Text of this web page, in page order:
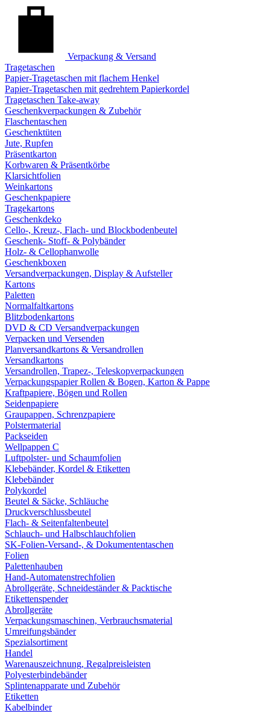
Verpackung & Versand
Tragetaschen
Papier-Tragetaschen mit flachem Henkel
Papier-Tragetaschen mit gedrehtem Papierkordel
Tragetaschen Take-away
Geschenkverpackungen & Zubehör
Flaschentaschen
Geschenktüten
Jute, Rupfen
Präsentkarton
Korbwaren & Präsentkörbe
Klarsichtfolien
Weinkartons
Geschenkpapiere
Tragekartons
Geschenkdeko
Cello-, Kreuz-, Flach- und Blockbodenbeutel
Geschenk- Stoff- & Polybänder
Holz- & Cellophanwolle
Geschenkboxen
Versandverpackungen, Display & Aufsteller
Kartons
Paletten
Normalfaltkartons
Blitzbodenkartons
DVD & CD Versandverpackungen
Verpacken und Versenden
Planversandkartons & Versandrollen
Versandkartons
Versandrollen, Trapez-, Teleskopverpackungen
Verpackungspapier Rollen & Bogen, Karton & Pappe
Kraftpapiere, Bögen und Rollen
Seidenpapiere
Graupappen, Schrenzpapiere
Polstermaterial
Packseiden
Wellpappen C
Luftpolster- und Schaumfolien
Klebebänder, Kordel & Etiketten
Klebebänder
Polykordel
Beutel & Säcke, Schläuche
Druckverschlussbeutel
Flach- & Seitenfaltenbeutel
Schlauch- und Halbschlauchfolien
SK-Folien-Versand-, & Dokumententaschen
Folien
Palettenhauben
Hand-Automatenstrechfolien
Abrollgeräte, Schneideständer & Packtische
Etikettenspender
Abrollgeräte
Verpackungsmaschinen, Verbrauchsmaterial
Umreifungsbänder
Spezialsortiment
Handel
Warenauszeichnung, Regalpreisleisten
Polyesterbindebänder
Splintenapparate und Zubehör
Etiketten
Kabelbinder